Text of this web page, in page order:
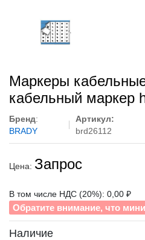
Маркеры
кабельный маркер
Бренд:
BRADY
Артикул:
brd26112
Цена: Запрос
В том числе НДС (20%): 0,00 ₽
Обратите внимание, что
Наличие